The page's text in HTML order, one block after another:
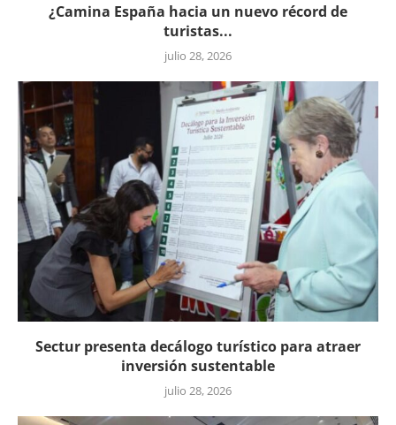
¿Camina España hacia un nuevo récord de
turistas...
julio 28, 2026
Sectur presenta decálogo turístico para atraer
inversión sustentable
julio 28, 2026